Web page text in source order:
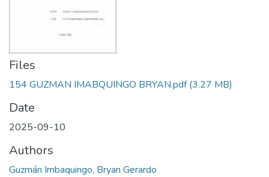
Files
154 GUZMAN IMABQUINGO BRYAN.pdf(3.27 MB)
Date
2025-09-10
Authors
Guzmán Imbaquingo, Bryan Gerardo